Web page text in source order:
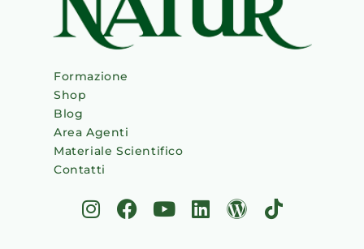
Formazione
Shop
Blog
Area Agenti
Materiale Scientifico
Contatti
I
n
F
a
Y
o
L
i
W
o
T
i